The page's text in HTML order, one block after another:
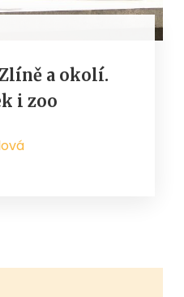
a okolí.
i zoo